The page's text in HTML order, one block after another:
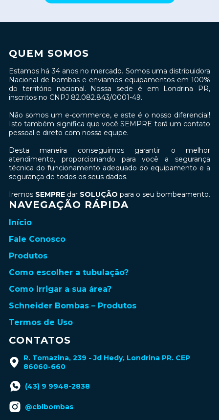
QUEM SOMOS
Estamos há 34 anos no mercado. Somos uma distribuidora
Nacional de bombas e enviamos equipamentos em 100%
do território nacional. Nossa sede é em Londrina PR,
inscritos no CNPJ 82.082.843/0001-49.
Não somos um e-commerce, e este é o nosso diferencial!
Isto também significa que você SEMPRE terá um contato
pessoal e direto com nossa equipe.
Desta maneira conseguimos garantir o melhor
atendimento, proporcionando para você a segurança
técnica do funcionamento adequado do equipamento e a
segurança de todos os seus dados.
Iremos SEMPRE dar SOLUÇÃO para o seu bombeamento.
NAVEGAÇÃO RÁPIDA
Início
Fale Conosco
Produtos
Como escolher a tubulação?
Como irrigar a sua área?
Schneider Bombas – Produtos
Termos de Uso
CONTATOS
R. Tomazina, 239 - Jd Hedy, Londrina PR. CEP
86060-660
(43) 9 9948-2838
@cblbombas